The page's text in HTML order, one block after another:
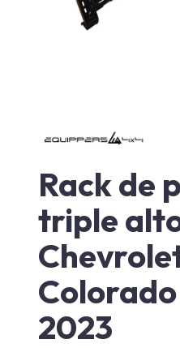
Rack de
triple
2023